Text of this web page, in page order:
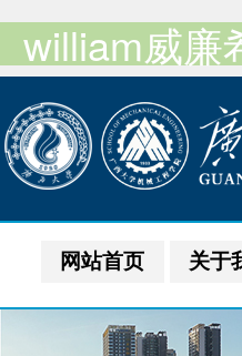
william威廉
网站首页 关于